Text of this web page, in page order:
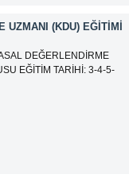
UZMANI (KDU) EĞITIMI
DEĞERLENDİRME
EĞİTİM TARİHİ: 3-4-5-